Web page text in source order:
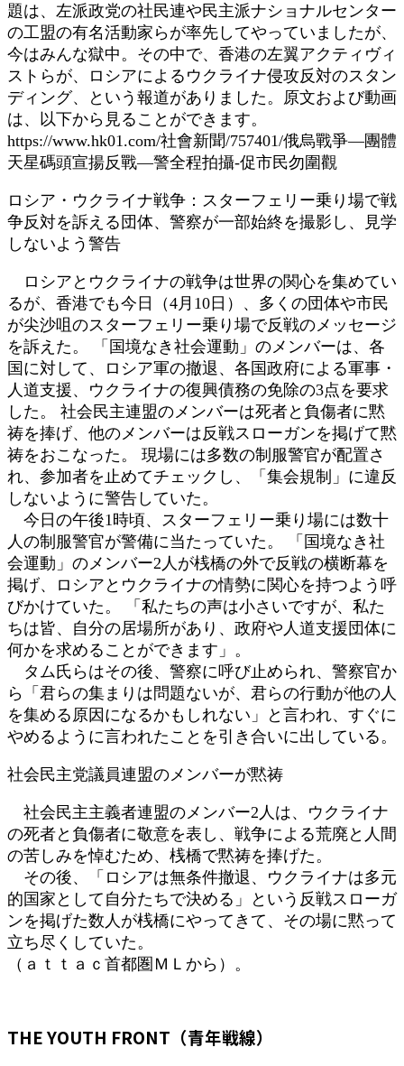
題は、左派政党の社民連や民主派ナショナルセンター
の工盟の有名活動家らが率先してやっていましたが、
今はみんな獄中。その中で、香港の左翼アクティヴィ
ストらが、ロシアによるウクライナ侵攻反対のスタン
ディング、という報道がありました。原文および動画
は、以下から見ることができます。
https://www.hk01.com/社會新聞/757401/俄烏戰爭―團體
天星碼頭宣揚反戰―警全程拍攝-促市民勿圍觀
ロシア・ウクライナ戦争：スターフェリー乗り場で戦
争反対を訴える団体、警察が一部始終を撮影し、見学
しないよう警告
ロシアとウクライナの戦争は世界の関心を集めてい
るが、香港でも今日（4月10日）、多くの団体や市民
が尖沙咀のスターフェリー乗り場で反戦のメッセージ
を訴えた。 「国境なき社会運動」のメンバーは、各
国に対して、ロシア軍の撤退、各国政府による軍事・
人道支援、ウクライナの復興債務の免除の3点を要求
した。 社会民主連盟のメンバーは死者と負傷者に黙
祷を捧げ、他のメンバーは反戦スローガンを掲げて黙
祷をおこなった。 現場には多数の制服警官が配置さ
れ、参加者を止めてチェックし、「集会規制」に違反
しないように警告していた。
今日の午後1時頃、スターフェリー乗り場には数十
人の制服警官が警備に当たっていた。 「国境なき社
会運動」のメンバー2人が桟橋の外で反戦の横断幕を
掲げ、ロシアとウクライナの情勢に関心を持つよう呼
びかけていた。 「私たちの声は小さいですが、私た
ちは皆、自分の居場所があり、政府や人道支援団体に
何かを求めることができます」。
タム氏らはその後、警察に呼び止められ、警察官か
ら「君らの集まりは問題ないが、君らの行動が他の人
を集める原因になるかもしれない」と言われ、すぐに
やめるように言われたことを引き合いに出している。
社会民主党議員連盟のメンバーが黙祷
社会民主主義者連盟のメンバー2人は、ウクライナ
の死者と負傷者に敬意を表し、戦争による荒廃と人間
の苦しみを悼むため、桟橋で黙祷を捧げた。
その後、「ロシアは無条件撤退、ウクライナは多元
的国家として自分たちで決める」という反戦スローガ
ンを掲げた数人が桟橋にやってきて、その場に黙って
立ち尽くしていた。
（ａｔｔａｃ首都圏ＭＬから）。
THE YOUTH FRONT（青年戦線）